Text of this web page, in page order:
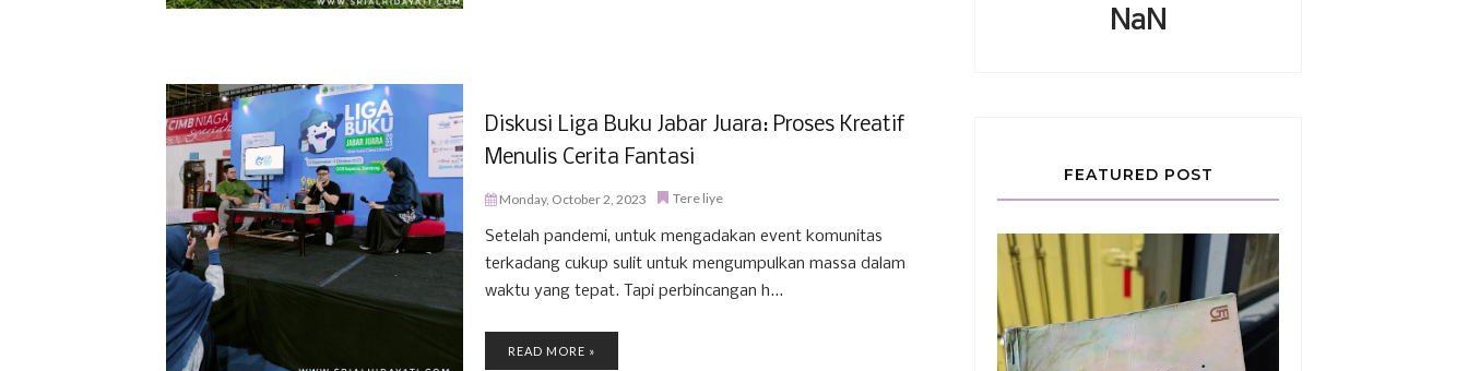
Diskusi Liga Buku Jabar Juara: Proses Kreatif
Menulis Cerita Fantasi
Monday, October 2, 2023 Tere liye
Setelah pandemi, untuk mengadakan event komunitas
terkadang cukup sulit untuk mengumpulkan massa dalam
waktu yang tepat. Tapi perbincangan h...
READ MORE »
NaN
FEATURED POST